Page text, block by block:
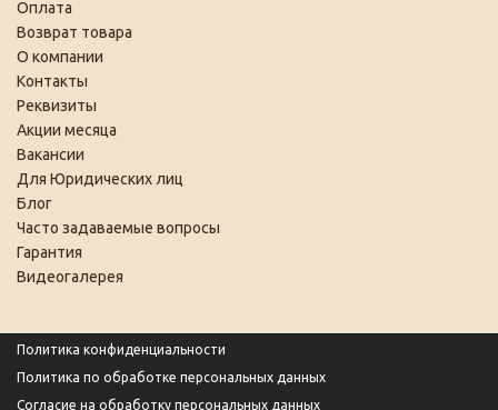
Оплата
Возврат товара
О компании
Контакты
Реквизиты
Акции месяца
Вакансии
Для Юридических лиц
Блог
Часто задаваемые вопросы
Гарантия
Видеогалерея
Политика конфиденциальности
Политика по обработке персональных данных
Согласие на обработку персональных данных